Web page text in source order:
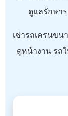
ดูแลรักษา
เช่ารถเครนขน
ดูหน้างาน รถ